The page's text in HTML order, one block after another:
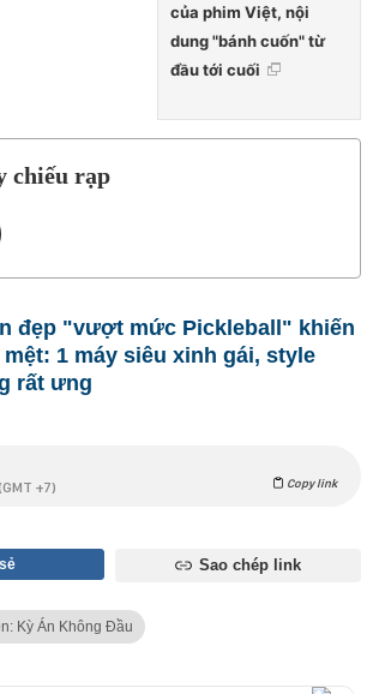
của phim Việt, nội
dung "bánh cuốn" từ
đầu tới cuối
chiếu rạp
đẹp "vượt mức Pickleball" khiến
1 máy siêu xinh gái, style
rất ưng
+7) Copy link
Sao chép link
Kỳ Án Không Đầu